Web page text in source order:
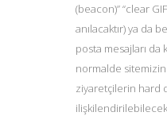
(beacon)” “clear
anılacaktır) ya da
posta mesajları da
normalde
ziyaretçilerin hard